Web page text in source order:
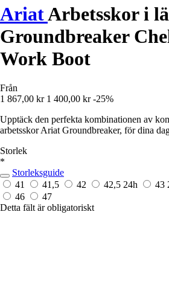
AriatArbetsskor i
Groundbreaker
Work Boot
Från
1 867,00 kr 1 400,00 kr -25%
Upptäck den perfekta kombinationen av
arbetsskor Ariat Groundbreaker, för dina
Storlek
*
Storleksguide
41
41,5 42 42,5 24h 43
46
47
Detta fält är obligatoriskt